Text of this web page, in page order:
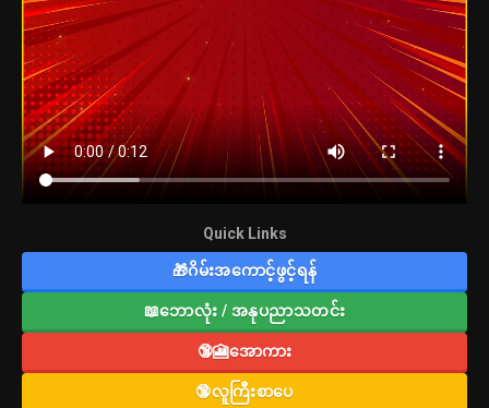
Quick Links
🎁ဂိမ်းအကောင့်ဖွင့်ရန်
📖ဘောလုံး / အနုပညာသတင်း
🔞🎦အောကား
🔞လူကြီးစာပေ